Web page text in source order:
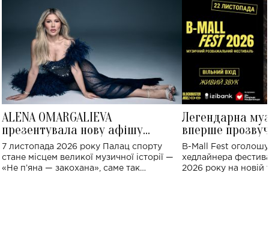
ALENA OMARGALIEVA
презентувала нову афішу
великого концерту в Палаці
спорту
7 листопада 2026 року Палац спорту
стане місцем великої музичної історії —
«Не пʼяна — закохана», саме так
Легендарна
вперше
Україні: де
B-Mall Fest
хедлайнера
2026 року на новій